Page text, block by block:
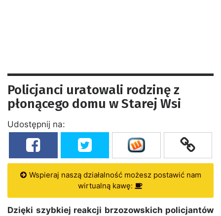
Policjanci uratowali rodzinę z
płonącego domu w Starej Wsi
Udostępnij na:
Wspieraj naszą działalność możesz postawić nam
wirtualną kawę:
Dzięki szybkiej reakcji brzozowskich policjantów